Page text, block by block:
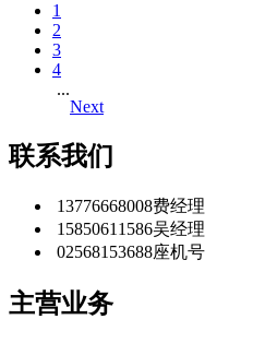
1
2
3
4
...
Next
联系我们
13776668008费经理
15850611586吴经理
02568153688座机号
主营业务